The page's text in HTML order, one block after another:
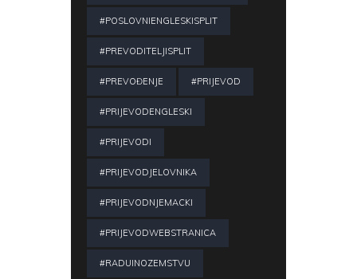
#POSLOVNIENGLESKISPLIT
#PREVODITELJISPLIT
#PREVOĐENJE #PRIJEVOD
#PRIJEVODENGLESKI
#PRIJEVODI
#PRIJEVODJELOVNIKA
#PRIJEVODNJEMACKI
#PRIJEVODWEBSTRANICA
#RADUINOZEMSTVU